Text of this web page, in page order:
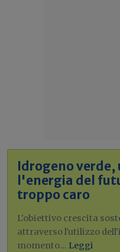
Idrogeno verde,
l'energia del
troppo caro
L'obiettivo crescita
attraverso l'utilizzo
momento... Leggi